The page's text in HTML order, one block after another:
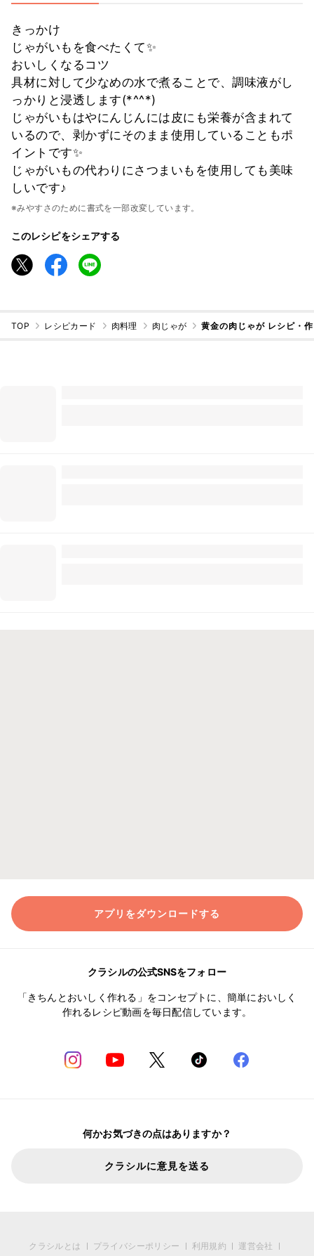
きっかけ
じゃがいもを食べたくて✨
おいしくなるコツ
具材に対して少なめの水で煮ることで、調味液がし
っかりと浸透します(*^^*)
じゃがいもはやにんじんには皮にも栄養が含まれて
いるので、剥かずにそのまま使用していることもポ
イントです✨
じゃがいもの代わりにさつまいもを使用しても美味
しいです♪
※みやすさのために書式を一部改変しています。
このレシピをシェアする
TOP レシピカード 肉料理 肉じゃが 黄金の肉じゃが レシピ・
アプリをダウンロードする
クラシルの公式SNSをフォロー
「きちんとおいしく作れる」をコンセプトに、簡単においしく
作れるレシピ動画を毎日配信しています。
何かお気づきの点はありますか？
クラシルに意見を送る
クラシルとは プライバシーポリシー 利用規約 運営会社